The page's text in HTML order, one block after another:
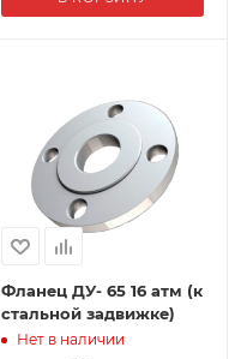
Фланец ДУ- 65 16 атм (к
стальной задвижке)
Нет в наличии